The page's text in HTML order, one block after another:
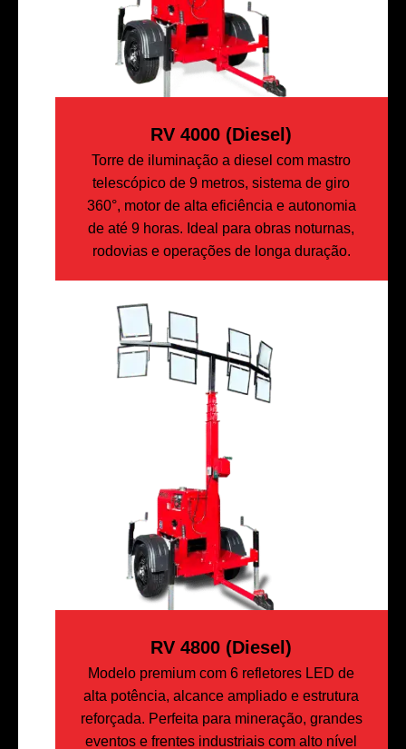
RV 4000 (diesel)
Torre de iluminação a diesel com mastro
telescópico de 9 metros, sistema de giro
360°, motor de alta eficiência e autonomia
de até 9 horas. Ideal para obras noturnas,
rodovias e operações de longa duração.
RV 4800 (Diesel)
Modelo premium com 6 refletores LED de
alta potência, alcance ampliado e estrutura
reforçada. Perfeita para mineração, grandes
eventos e frentes industriais com alto nível